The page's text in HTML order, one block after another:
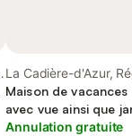
La Cadière-d'Azur,
Maison de
avec vue ainsi que
animaux acceptés
Annulation gratuite